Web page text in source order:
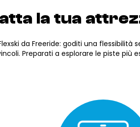
la tua
da Freeride: goditi una
Preparati a esplorare le piste più